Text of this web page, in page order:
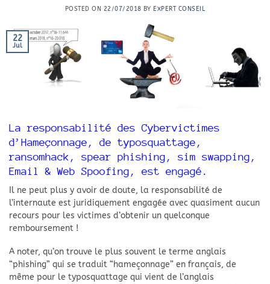
POSTED ON 22/07/2018 BY EXPERT CONSEIL
22
Jul
La responsabilité des Cybervictimes
d’Hameçonnage, de typosquattage,
ransomhack, spear phishing, sim swapping,
Email & Web Spoofing, est engagé.
Il ne peut plus y avoir de doute, la responsabilité de
l’internaute est juridiquement engagée avec quasiment aucun
recours pour les victimes d’obtenir un quelconque
remboursement !
A noter, qu’on trouve le plus souvent le terme anglais
“phishing” qui se traduit “hameçonnage” en français, de
même pour le typosquattage qui vient de l’anglais